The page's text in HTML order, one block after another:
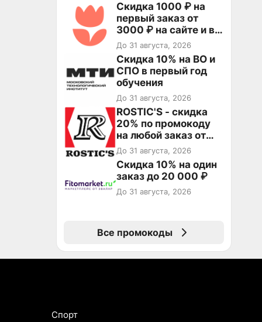
Скидка 1000 ₽ на
первый заказ от
3000 ₽ на сайте и в
приложении
До 31 августа, 2026
Скидка 10% на ВО и
СПО в первый год
обучения
До 31 августа, 2026
ROSTIC'S - скидка
20% по промокоду
на любой заказ от
3199₽!
До 31 августа, 2026
Скидка 10% на один
заказ до 20 000 ₽
До 31 августа, 2026
Все промокоды
Спорт